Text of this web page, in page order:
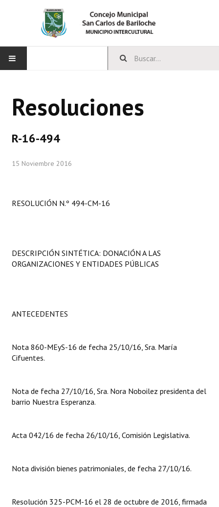
CONCEJO
Concejales Mandato Cumplido
LEGISLACIÓN
Carta Orgánica 2007
Digesto
DOCUMENTOS
Proyectos Presentados
Informes de Unidad Coordinadora
Resoluciones
R-16-494
15 Noviembre 2016
RESOLUCIÓN N.º 494-CM-16
DESCRIPCIÓN SINTÉTICA: DONACIÓN A LAS
ORGANIZACIONES Y ENTIDADES PÚBLICAS
ANTECEDENTES
Nota 860-MEyS-16 de fecha 25/10/16, Sra. María
Cifuentes.
Nota de fecha 27/10/16, Sra. Nora Noboilez presidenta del
barrio Nuestra Esperanza.
Acta 042/16 de fecha 26/10/16, Comisión Legislativa.
Nota división bienes patrimoniales, de fecha 27/10/16.
Resolución 325-PCM-16 el 28 de octubre de 2016, firmada